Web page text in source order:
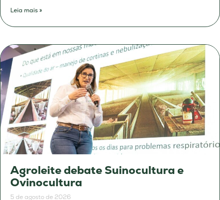
Leia mais »
Agroleite debate Suinocultura e
Ovinocultura
5 de agosto de 2026